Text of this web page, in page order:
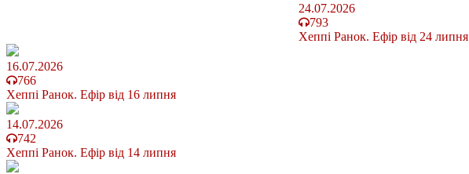
24.07.2026
793
Хеппі Ранок. Ефір від 24 липня
16.07.2026
766
Хеппі Ранок. Ефір від 16 липня
14.07.2026
742
Хеппі Ранок. Ефір від 14 липня